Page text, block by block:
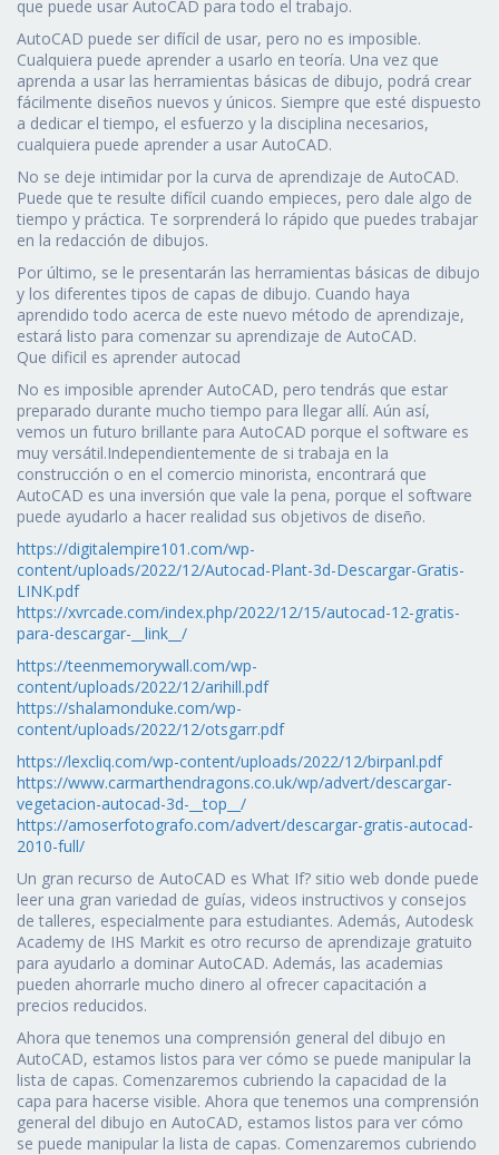
que puede usar AutoCAD para todo el trabajo.
AutoCAD puede ser difícil de usar, pero no es imposible.
Cualquiera puede aprender a usarlo en teoría. Una vez que
aprenda a usar las herramientas básicas de dibujo, podrá crear
fácilmente diseños nuevos y únicos. Siempre que esté dispuesto
a dedicar el tiempo, el esfuerzo y la disciplina necesarios,
cualquiera puede aprender a usar AutoCAD.
No se deje intimidar por la curva de aprendizaje de AutoCAD.
Puede que te resulte difícil cuando empieces, pero dale algo de
tiempo y práctica. Te sorprenderá lo rápido que puedes trabajar
en la redacción de dibujos.
Por último, se le presentarán las herramientas básicas de dibujo
y los diferentes tipos de capas de dibujo. Cuando haya
aprendido todo acerca de este nuevo método de aprendizaje,
estará listo para comenzar su aprendizaje de AutoCAD.
Que dificil es aprender autocad
No es imposible aprender AutoCAD, pero tendrás que estar
preparado durante mucho tiempo para llegar allí. Aún así,
vemos un futuro brillante para AutoCAD porque el software es
muy versátil.Independientemente de si trabaja en la
construcción o en el comercio minorista, encontrará que
AutoCAD es una inversión que vale la pena, porque el software
puede ayudarlo a hacer realidad sus objetivos de diseño.
https://digitalempire101.com/wp-
content/uploads/2022/12/Autocad-Plant-3d-Descargar-Gratis-
LINK.pdf
https://xvrcade.com/index.php/2022/12/15/autocad-12-gratis-
para-descargar-__link__/
https://teenmemorywall.com/wp-
content/uploads/2022/12/arihill.pdf
https://shalamonduke.com/wp-
content/uploads/2022/12/otsgarr.pdf
https://lexcliq.com/wp-content/uploads/2022/12/birpanl.pdf
https://www.carmarthendragons.co.uk/wp/advert/descargar-
vegetacion-autocad-3d-__top__/
https://amoserfotografo.com/advert/descargar-gratis-autocad-
2010-full/
Un gran recurso de AutoCAD es What If? sitio web donde puede
leer una gran variedad de guías, videos instructivos y consejos
de talleres, especialmente para estudiantes. Además, Autodesk
Academy de IHS Markit es otro recurso de aprendizaje gratuito
para ayudarlo a dominar AutoCAD. Además, las academias
pueden ahorrarle mucho dinero al ofrecer capacitación a
precios reducidos.
Ahora que tenemos una comprensión general del dibujo en
AutoCAD, estamos listos para ver cómo se puede manipular la
lista de capas. Comenzaremos cubriendo la capacidad de la
capa para hacerse visible. Ahora que tenemos una comprensión
general del dibujo en AutoCAD, estamos listos para ver cómo
se puede manipular la lista de capas. Comenzaremos cubriendo